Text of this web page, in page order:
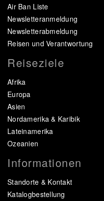
Air Ban Liste
Newsletteranmeldung
Newsletterabmeldung
Reisen und Verantwortung
Reiseziele
Afrika
Europa
Asien
Nordamerika & Karibik
Lateinamerika
Ozeanien
Informationen
Standorte & Kontakt
Katalogbestellung